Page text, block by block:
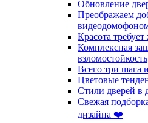
Обновление
Преображаем
Красота требует
Комплексная
взломостойкость
Всего три шага
Цветовые
Стили дверей в
Свежая
дизайна ❤️